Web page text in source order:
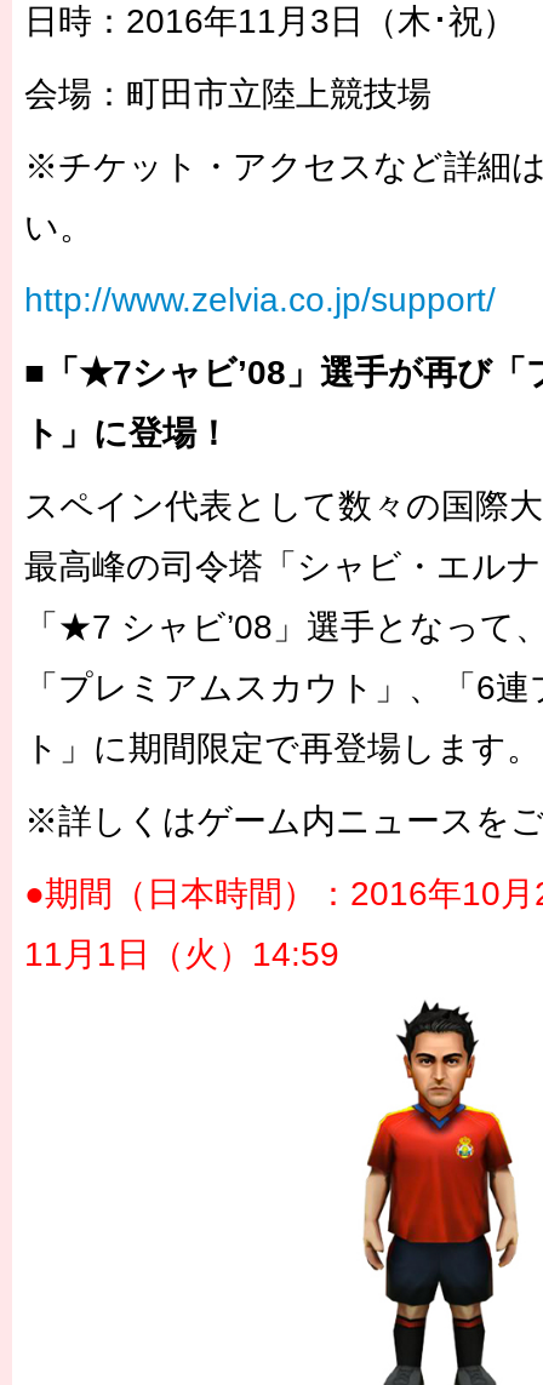
日時：2016年11月3日（木･祝）
会場：町田市立陸上競技場
※チケット・アクセスなど詳細
い。
http://www.zelvia.co.jp/support/
■「★7シャビ’08」選手が再び「
ト」に登場！
スペイン代表として数々の国際
最高峰の司令塔「シャビ・エル
「★7 シャビ’08」選手となって
「プレミアムスカウト」、「6
ト」に期間限定で再登場します。
※詳しくはゲーム内ニュースを
●期間（日本時間）：2016年10
11月1日（火）14:59